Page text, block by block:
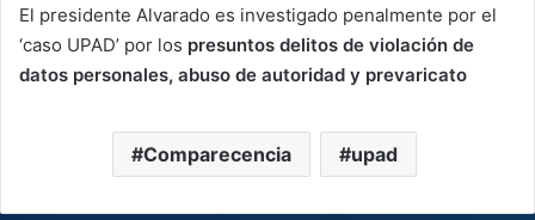
El presidente Alvarado es investigado penalmente por el
‘caso UPAD’ por los presuntos delitos de violación de
datos personales, abuso de autoridad y prevaricato
Comparecencia upad